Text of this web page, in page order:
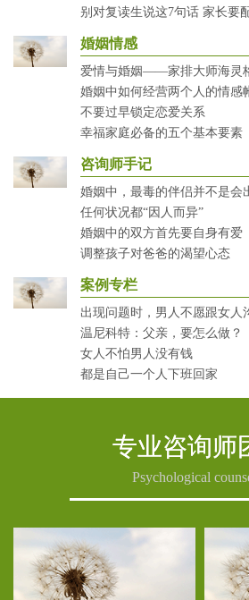
别对复读生说这7句话 家长要
婚姻情感
爱情与婚姻——家排大师海灵
婚姻中如何经营两个人的情感
不要过早锁定恋爱关系
幸福家庭必备的五个基本要素
咨询师手记
婚姻中，最毒的伴侣并不是会
任何状况都“因人而异”
婚姻中的双方首先要自身有爱
调整孩子对爸爸的渴望心态
案例专栏
出现问题时，男人不愿跟女人
温尼科特：父亲，要怎么做？
女人不怕男人没有钱
都是自己一个人下班回家
专业咨询师
Psychological
Previous